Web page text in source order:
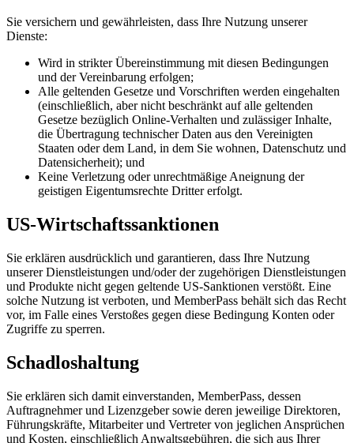
Sie versichern und gewährleisten, dass Ihre Nutzung unserer
Dienste:
Wird in strikter Übereinstimmung mit diesen Bedingungen
und der Vereinbarung erfolgen;
Alle geltenden Gesetze und Vorschriften werden eingehalten
(einschließlich, aber nicht beschränkt auf alle geltenden
Gesetze bezüglich Online-Verhalten und zulässiger Inhalte,
die Übertragung technischer Daten aus den Vereinigten
Staaten oder dem Land, in dem Sie wohnen, Datenschutz und
Datensicherheit); und
Keine Verletzung oder unrechtmäßige Aneignung der
geistigen Eigentumsrechte Dritter erfolgt.
US-Wirtschaftssanktionen
Sie erklären ausdrücklich und garantieren, dass Ihre Nutzung
unserer Dienstleistungen und/oder der zugehörigen Dienstleistungen
und Produkte nicht gegen geltende US-Sanktionen verstößt. Eine
solche Nutzung ist verboten, und MemberPass behält sich das Recht
vor, im Falle eines Verstoßes gegen diese Bedingung Konten oder
Zugriffe zu sperren.
Schadloshaltung
Sie erklären sich damit einverstanden, MemberPass, dessen
Auftragnehmer und Lizenzgeber sowie deren jeweilige Direktoren,
Führungskräfte, Mitarbeiter und Vertreter von jeglichen Ansprüchen
und Kosten, einschließlich Anwaltsgebühren, die sich aus Ihrer